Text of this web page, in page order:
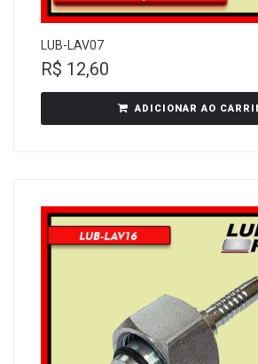
LUB-LAV07
R$ 12,60
ADICIONAR AO